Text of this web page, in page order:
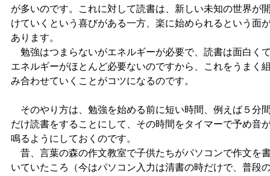
が多いのです。これに対して読書は、新しい未知の世界が
けていくという喜びがある一方、楽に始められるという面
あります。
勉強はつまらないがエネルギーが必要で、読書は面白く
エネルギーがほとんど必要ないのですから、これをうまく
み合わせていくことがコツになるのです。
そのやり方は、勉強を始める前に短い時間、例えば５分
だけ読書をすることにして、その時間をタイマーで予め音
鳴るようにしておくのです。
昔、言葉の森の作文教室で子供たちがパソコンで作文を
いていたころ（今はパソコン入力は清書の時だけで、普段